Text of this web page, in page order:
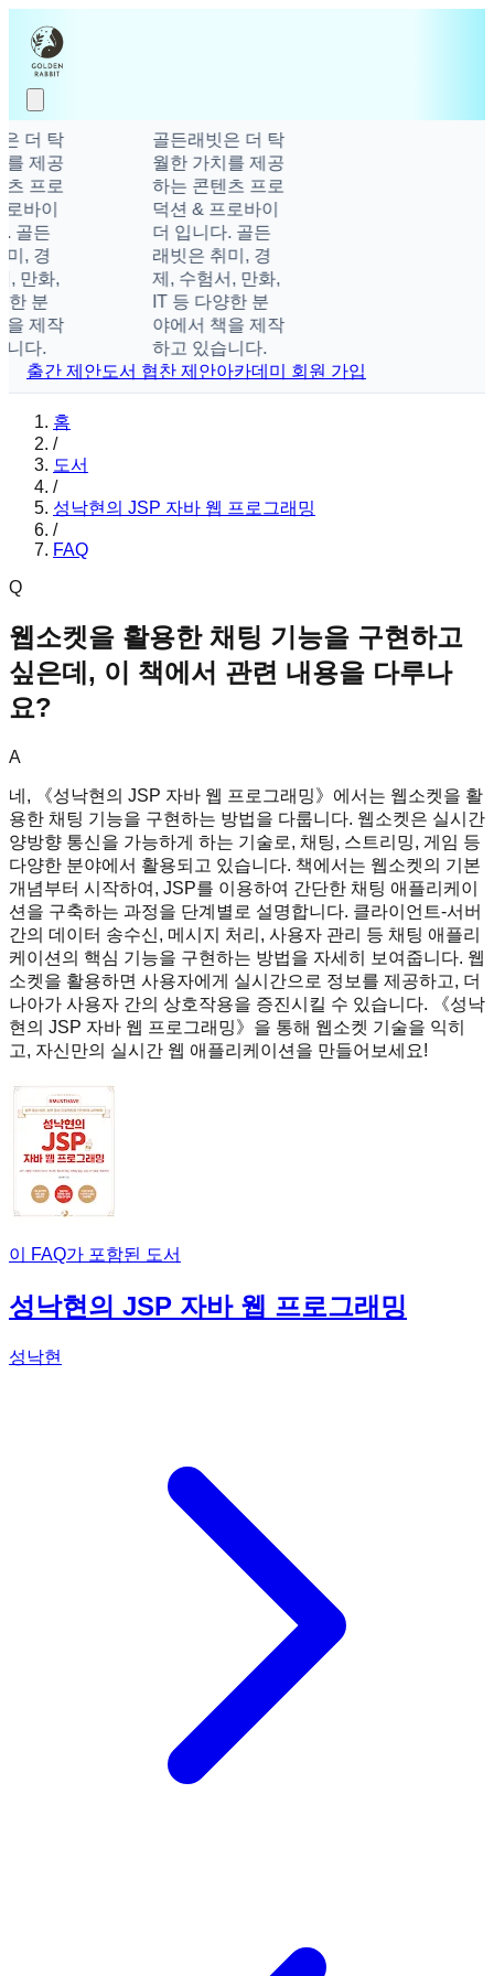
더 탁
제공
프로
바이
골든
, 경
, 만화,
한 분
제작
다.
골든래빗은 더 탁
월한 가치를 제공
하는 콘텐츠 프로
덕션 & 프로바이
더 입니다. 골든
래빗은 취미, 경
제, 수험서, 만화,
IT 등 다양한 분
야에서 책을 제작
하고 있습니다.
출간 제안도서 협찬 제안아카데미 회원 가입
홈
/
도서
/
성낙현의 JSP 자바 웹 프로그래밍
/
FAQ
Q
웹소켓을 활용한 채팅 기능을 구현하고
싶은데, 이 책에서 관련 내용을 다루나
요?
A
네, 《성낙현의 JSP 자바 웹 프로그래밍》에서는 웹소켓을 활
용한 채팅 기능을 구현하는 방법을 다룹니다. 웹소켓은 실시간
양방향 통신을 가능하게 하는 기술로, 채팅, 스트리밍, 게임 등
다양한 분야에서 활용되고 있습니다. 책에서는 웹소켓의 기본
개념부터 시작하여, JSP를 이용하여 간단한 채팅 애플리케이
션을 구축하는 과정을 단계별로 설명합니다. 클라이언트-서버
간의 데이터 송수신, 메시지 처리, 사용자 관리 등 채팅 애플리
케이션의 핵심 기능을 구현하는 방법을 자세히 보여줍니다. 웹
소켓을 활용하면 사용자에게 실시간으로 정보를 제공하고, 더
나아가 사용자 간의 상호작용을 증진시킬 수 있습니다. 《성낙
현의 JSP 자바 웹 프로그래밍》을 통해 웹소켓 기술을 익히
고, 자신만의 실시간 웹 애플리케이션을 만들어보세요!
이 FAQ가 포함된 도서
성낙현의 JSP 자바 웹 프로그래밍
성낙현